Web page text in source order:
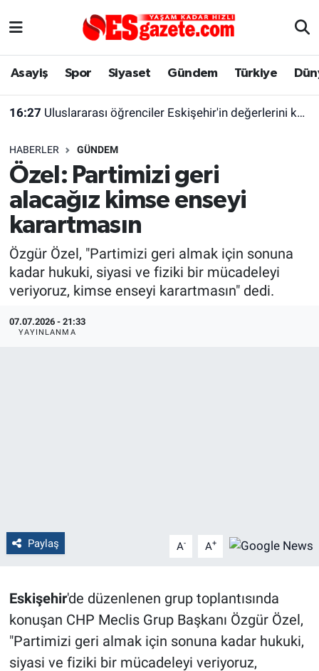
Asayiş Spor Siyaset Gündem Türkiye
16:27 Uluslararası öğrenciler Eskişehir'in değerlerini keşfetti
HABERLER GÜNDEM
Özel: Partimizi geri
alacağız kimse enseyi
karartmasın
Özgür Özel, "Partimizi geri almak için sonuna
kadar hukuki, siyasi ve fiziki bir mücadeleyi
veriyoruz, kimse enseyi karartmasın" dedi.
07.07.2026 - 21:33
YAYINLANMA
Paylaş A- A+
Eskişehir'de düzenlenen grup toplantısında
konuşan CHP Meclis Grup Başkanı Özgür Özel,
"Partimizi geri almak için sonuna kadar hukuki,
siyasi ve fiziki bir mücadeleyi veriyoruz,
Asayiş
Gündem
Türkiye
Dünya
Sağlık
Yaşam
Eskişehirspor Arşivi
Eskişehir Arşivi
Röportaj
Ekonomi
Magazin
Bilim ve Teknoloji
Eskişehir Nöbetçi Eczaneler
Süper Lig Puan Durumu ve Fikstür
Tüm Manşetler
Son Dakika Haberleri
Haber Arşivi